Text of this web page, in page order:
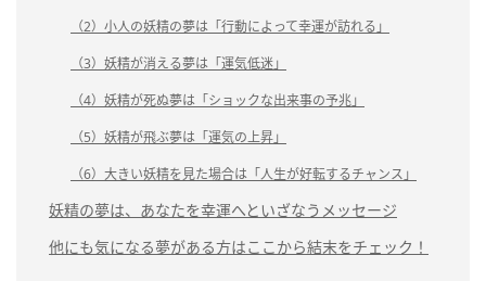
（2）小人の妖精の夢は「行動によって幸運が訪れる」
（3）妖精が消える夢は「運気低迷」
（4）妖精が死ぬ夢は「ショックな出来事の予兆」
（5）妖精が飛ぶ夢は「運気の上昇」
（6）大きい妖精を見た場合は「人生が好転するチャンス」
妖精の夢は、あなたを幸運へといざなうメッセージ
他にも気になる夢がある方はここから結末をチェック！